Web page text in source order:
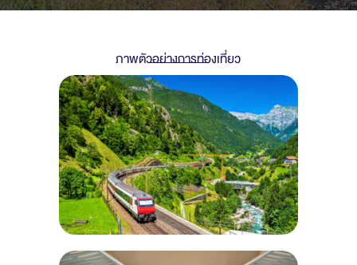
ภาพตัวอย่างการท่องเที่ยว